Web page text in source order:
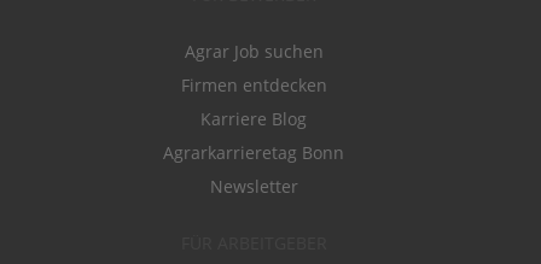
Agrar Job suchen
Firmen entdecken
Karriere Blog
Agrarkarrieretag Bonn
Newsletter